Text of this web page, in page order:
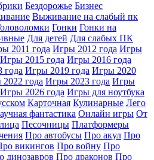
Бездорожье Бизнес
Выживание на слабый пк
Гонки Гонки на
Для детей Для слабых ПК
2011 года Игры 2012 года Игры
Игры 2015 года Игры 2016 года
года Игры 2019 года Игры 2020
года Игры 2023 года Игры
Игры 2026 года Игры для ноутбука
Карточная Кулинарные Лего
фантастика Онлайн игры От
Песочницы Платформеры
Про автобусы Про акул Про
викингов Про войну Про
динозавров Про драконов Про